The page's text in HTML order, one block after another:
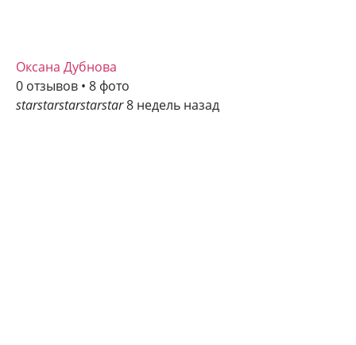
Оксана Дубнова
0 отзывов • 8 фото
starstarstarstarstar8 недель назад